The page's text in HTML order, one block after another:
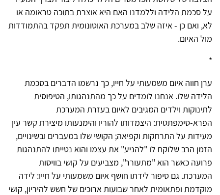
על סכמת הלידה וללמדנו האם היא אוצרת בתוכה טראומה או
לא, ואם כן - איזה שלב במערכת האוטונומית תפקד בהתמודדות
מול האיום.
*
ערן חווה איום משמעותי על חייו, כך נרשמו הדברים בסכמת
הלידה שלו. אנחנו לומדים על כך מהתנהגותו, הטיפוסית
לתינוקות וילדים המגיבים לאיום בעזרת המערכת
הפרא-סימפתטית: היצמדותו להוריו והימנעותו מיצירת קשר עין
מעידות על התרחקות וקפיאה; הקושי שלו במעברים ובשינויים,
הזמן הרב שלוקח לו "להניע" את עצמו והוא נטייתו להתנהגות
פרועה כאשר הוא "מתעורר", מצביעים על קושי בוויסות
המערכת. גם סיפור לידתו חושף איום משמעותי על חייו: לידה
מוקדמת ופתאומית לאחר שבועות ארוכים של חשש להיריון, קושי